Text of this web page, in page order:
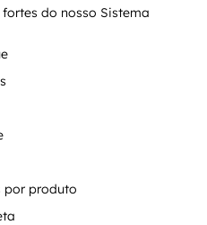
do nosso Sistema
por produto